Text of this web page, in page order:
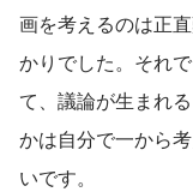
画を考えるのは正
かりでした。それ
て、議論が生まれ
かは自分で一から
いです。